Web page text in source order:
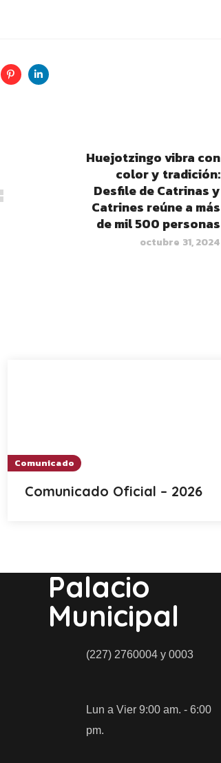
Huejotzingo vibra con
color y tradición:
Desfile de Catrinas y
Catrines reúne a más
de mil 500 personas
octubre 31, 2024
Comunicado
Comunicado Oficial – 2026
Palacio
Municipal
(227) 2760004 y 0003
Lun a Vier 9:00 am. - 6:00
pm.